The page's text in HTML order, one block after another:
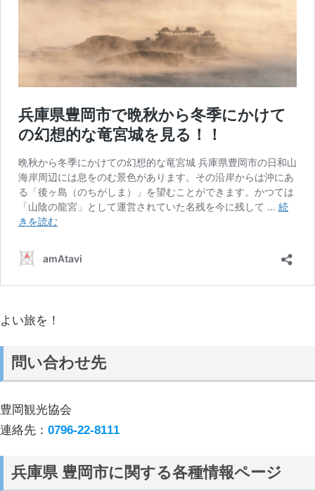
よい旅を！
問い合わせ先
豊岡観光協会
連絡先： 0796-22-8111
兵庫県 豊岡市に関する各種情報ページ